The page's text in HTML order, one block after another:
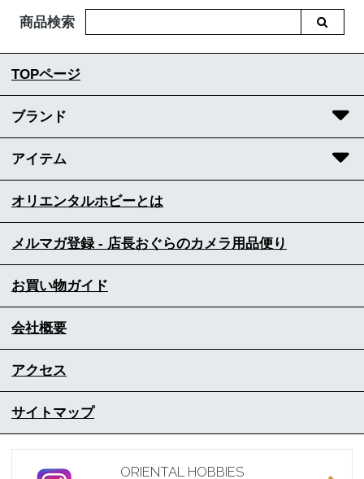
商品検索
TOPページ
ブランド
アイテム
オリエンタルホビーとは
メルマガ登録 - 店長おぐらのカメラ用品便り
お買い物ガイド
会社概要
アクセス
サイトマップ
ORIENTAL HOBBIES